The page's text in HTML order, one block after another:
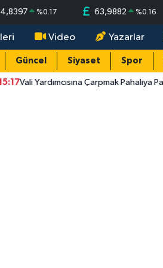
%0.17 63,9882 %0.16
Video Yazarlar
Güncel Siyaset Spor
Yardımcısına Çarpmak Pahalıya Patladı